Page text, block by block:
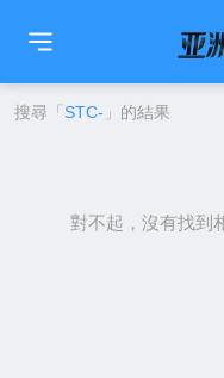
🇹🇼 简中
搜尋「 STC- 」的結果
對不起，沒有找到